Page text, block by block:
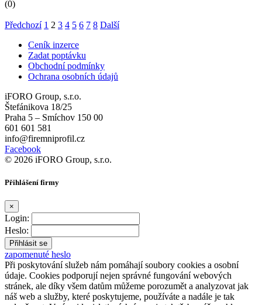
(0)
Předchozí 1 2 3 4 5 6 7 8 Další
Ceník inzerce
Zadat poptávku
Obchodní podmínky
Ochrana osobních údajů
iFORO Group, s.r.o.
Štefánikova 18/25
Praha 5 – Smíchov 150 00
601 601 581
info@firemniprofil.cz
Facebook
© 2026 iFORO Group, s.r.o.
Přihlášení firmy
×
Login:
Heslo:
zapomenuté heslo
Při poskytování služeb nám pomáhají soubory cookies a osobní
údaje. Cookies podporují nejen správné fungování webových
stránek, ale díky všem datům můžeme porozumět a analyzovat jak
náš web a služby, které poskytujeme, používáte a nadále je tak